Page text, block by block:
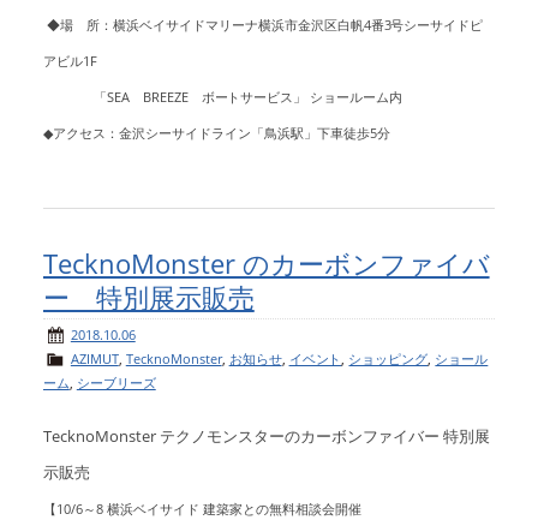
◆場 所：横浜ベイサイドマリーナ横浜市金沢区白帆4番3号シーサイドピ
アビル1F
「SEA BREEZE ボートサービス」 ショールーム内
◆アクセス：金沢シーサイドライン「鳥浜駅」下車徒歩5分
TecknoMonster のカーボンファイバ
ー 特別展示販売
2018.10.06
AZIMUT, TecknoMonster, お知らせ, イベント, ショッピング, ショール
ーム, シーブリーズ
TecknoMonster テクノモンスターのカーボンファイバー 特別展
示販売
【10/6～8 横浜ベイサイド 建築家との無料相談会開催